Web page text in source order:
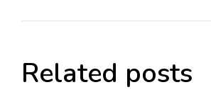
Related posts